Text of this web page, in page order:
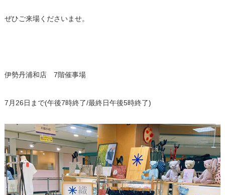
ぜひご来場くださいませ。
伊勢丹浦和店 7階催事場
7月26日まで(午後7時終了/最終日午後5時終了)